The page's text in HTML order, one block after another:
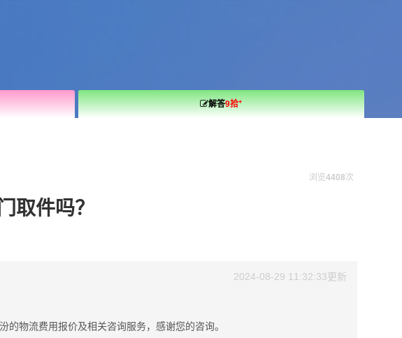
解答9拾+
浏览4408次
取件吗？
2024-08-29 11:32:33更新
物流费用报价及相关咨询服务，感谢您的咨询。